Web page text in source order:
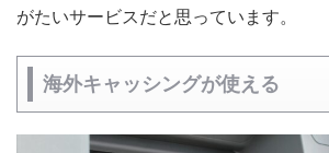
がたいサービスだと思っています。
海外キャッシングが使える